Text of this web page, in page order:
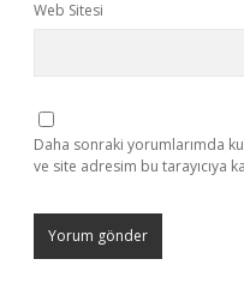
Web Sitesi
Daha sonraki yorumlarımda
ve site adresim bu tarayıcıya